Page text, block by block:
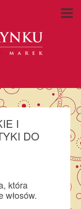
I
DO
która
włosów.